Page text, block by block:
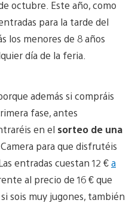
octubre. Este año, como
para la tarde del
los menores de 8 años
día de la feria.
además si compráis
fase, antes
en el sorteo de una
para que disfrutéis
entradas cuestan 12 €a
al precio de 16 € que
sois muy jugones, también